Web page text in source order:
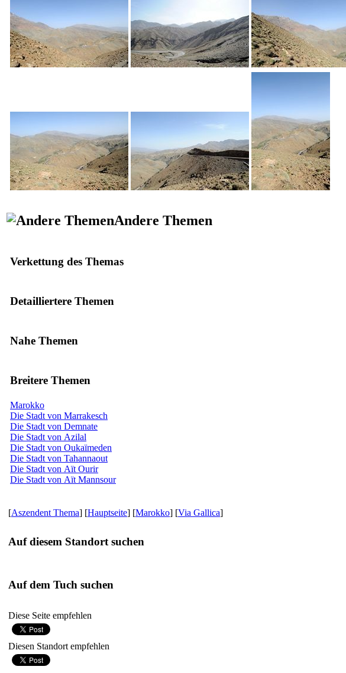
Andere Themen
Verkettung des Themas
Detailliertere Themen
Nahe Themen
Breitere Themen
Marokko
Die Stadt von Marrakesch
Die Stadt von Demnate
Die Stadt von Azilal
Die Stadt von Oukaïmeden
Die Stadt von Tahannaout
Die Stadt von Aït Ourir
Die Stadt von Aït Mannsour
[Aszendent Thema] [Hauptseite] [Marokko] [Via Gallica]
Auf diesem Standort suchen
Auf dem Tuch suchen
Diese Seite empfehlen
Diesen Standort empfehlen